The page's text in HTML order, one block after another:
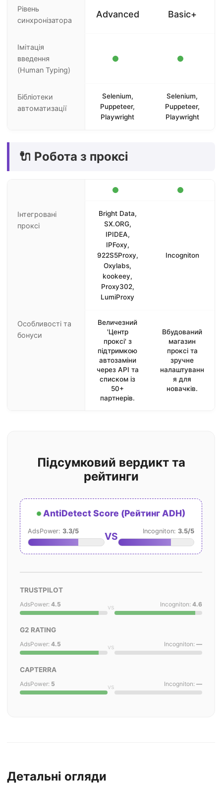
Рівень
синхронізатора
Advanced Basic+
Імітація
введення
(Human Typing)
Бібліотеки
автоматизації
Selenium,
Puppeteer,
Playwright
Selenium,
Puppeteer,
Playwright
🔌 Робота з проксі
Інтегровані
проксі
Bright Data,
SX.ORG,
IPIDEA,
IPFoxy,
922S5Proxy,
Oxylabs,
kookeey,
Proxy302,
LumiProxy
Incogniton
Особливості та
бонуси
Величезний
'Центр
проксі' з
підтримкою
автозаміни
через API та
списком із
50+
партнерів.
Вбудований
магазин
проксі та
зручне
налаштуванн
я для
новачків.
Підсумковий вердикт та
рейтинги
AntiDetect Score (Рейтинг ADH)
AdsPower: 3.3/5 VS Incogniton: 3.5/5
TRUSTPILOT
AdsPower: 4.5 vs Incogniton: 4.6
G2 RATING
AdsPower: 4.5 vs Incogniton: —
CAPTERRA
AdsPower: 5 vs Incogniton: —
Детальні огляди